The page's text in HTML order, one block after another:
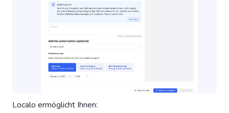
Localo ermöglicht Ihnen: